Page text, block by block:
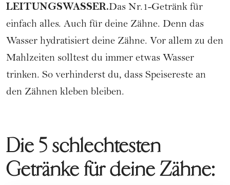
LEITUNGSWASSER.Das Nr.1-Getränk für
einfach alles. Auch für deine Zähne. Denn das
Wasser hydratisiert deine Zähne. Vor allem zu den
Mahlzeiten solltest du immer etwas Wasser
trinken. So verhinderst du, dass Speisereste an
den Zähnen kleben bleiben.
Die 5 schlechtesten
Getränke für deine Zähne: